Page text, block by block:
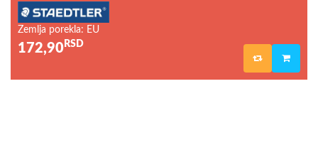
Zemlja porekla: EU
172,90 RSD